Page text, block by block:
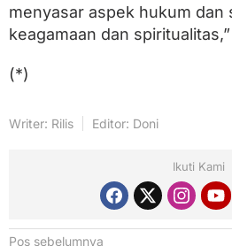
menyasar aspek hukum dan
keagamaan dan
(*)
Writer: Rilis Editor: Doni
Ikuti Kami
Pos sebelumnya